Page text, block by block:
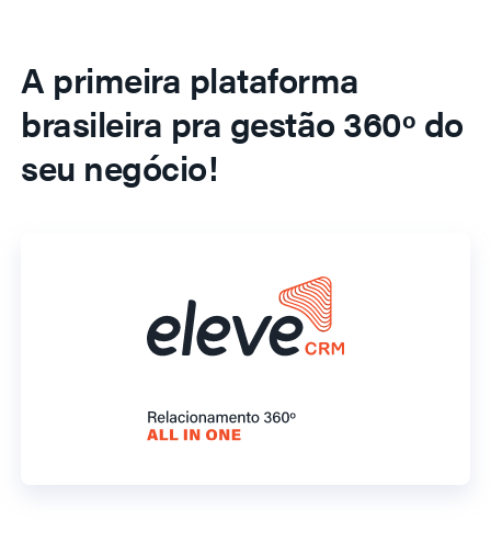
A primeira plataforma
brasileira pra gestão 360º do
seu negócio!